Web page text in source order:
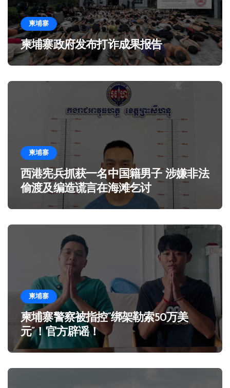
柬埔寨
柬埔寨政府发布打诈成果报告
柬埔寨
西港宪兵抓获一名中国籍男子 涉嫌非法
偷渡及编造谎言在海滩乞讨
柬埔寨
柬埔寨警察被指控“绑架勒索50万美
元”！官方辟谣！